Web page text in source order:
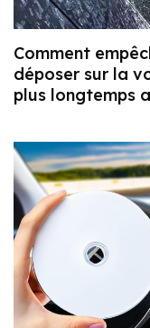
Comment
déposer sur la
plus longtemps